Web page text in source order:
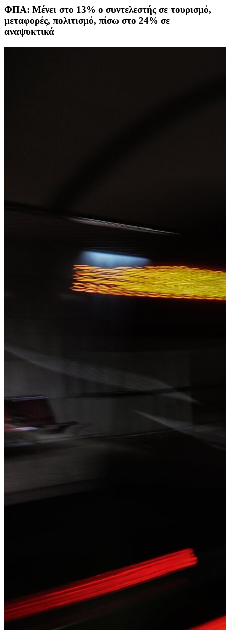
ΦΠΑ: Μένει στο 13% ο συντελεστής σε τουρισμό,
μεταφορές, πολιτισμό, πίσω στο 24% σε
αναψυκτικά